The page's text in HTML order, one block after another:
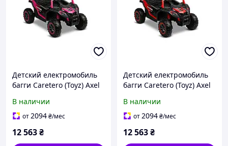
Детский електромобиль
багги Caretero (Toyz) Axel
В наличии
от2094₴/мес
12 563₴
Детский електромобиль
багги Caretero (Toyz) Axel
В наличии
от2094₴/мес
12 563₴